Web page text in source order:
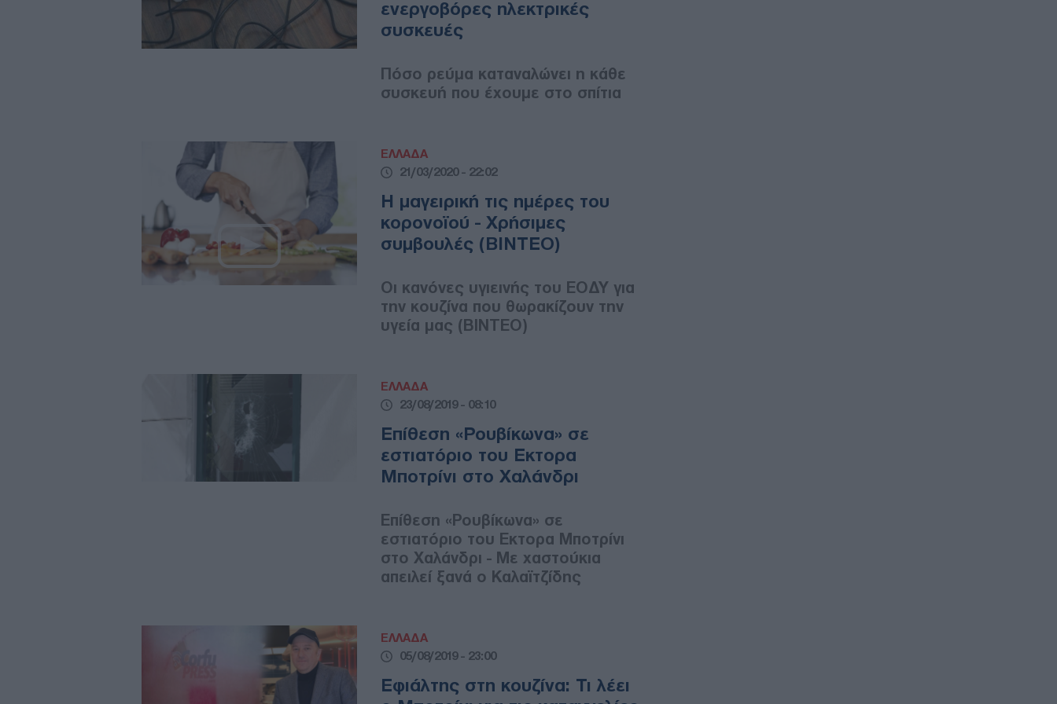
ενεργοβόρες ηλεκτρικές
συσκευές
Πόσο ρεύμα καταναλώνει η κάθε
συσκευή που έχουμε στο σπίτια
ΕΛΛΑΔΑ
21/03/2020 - 22:02
Η μαγειρική τις ημέρες του
κορονοϊού - Χρήσιμες
συμβουλές (ΒΙΝΤΕΟ)
Οι κανόνες υγιεινής του ΕΟΔΥ για
την κουζίνα που θωρακίζουν την
υγεία μας (ΒΙΝΤΕΟ)
ΕΛΛΑΔΑ
23/08/2019 - 08:10
Επίθεση «Ρουβίκωνα» σε
εστιατόριο του Εκτορα
Μποτρίνι στο Χαλάνδρι
Επίθεση «Ρουβίκωνα» σε
εστιατόριο του Εκτορα Μποτρίνι
στο Χαλάνδρι - Με χαστούκια
απειλεί ξανά ο Καλαϊτζίδης
ΕΛΛΑΔΑ
05/08/2019 - 23:00
Εφιάλτης στη κουζίνα: Τι λέει